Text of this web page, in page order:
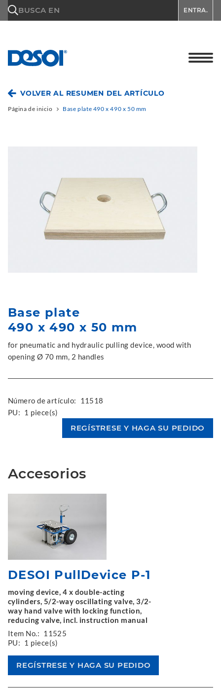
BUSCA EN ENTRA.
VOLVER AL RESUMEN DEL ARTÍCULO
Página de inicio Base plate 490 x 490 x 50 mm
Base plate
490 x 490 x 50 mm
for pneumatic and hydraulic pulling device, wood with
opening Ø 70 mm, 2 handles
Número de artículo:
11518
PU: 1 piece(s)
Accesorios
DESOI PullDevice P-1
moving device, 4 x double-acting
cylinders, 5/2-way oscillating valve, 3/2-
way hand valve with locking function,
reducing valve, incl. instruction manual
Item No.: 11525
PU: 1 piece(s)